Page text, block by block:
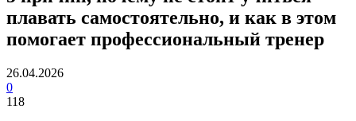
плавать самостоятельно, и как в этом
помогает профессиональный тренер
26.04.2026
0
118